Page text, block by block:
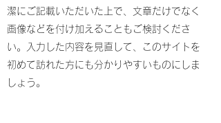
潔にご記載いただいた上で、文章だけでなく
画像などを付け加えることもご検討くださ
い。入力した内容を見直して、このサイトを
初めて訪れた方にも分かりやすいものにしま
しょう。